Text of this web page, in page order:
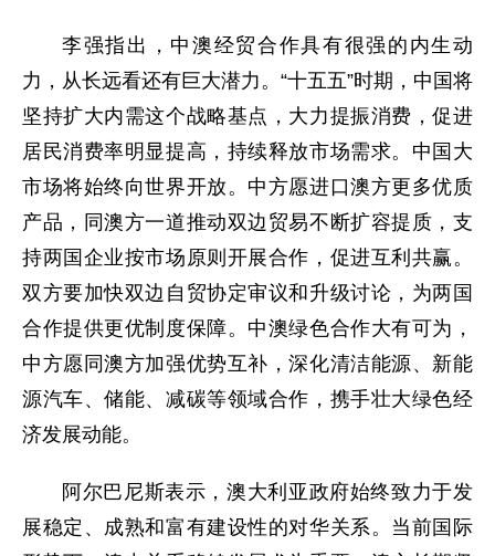
李强指出，中澳经贸合作具有很强的内生动
力，从长远看还有巨大潜力。“十五五”时期，中国将
坚持扩大内需这个战略基点，大力提振消费，促进
居民消费率明显提高，持续释放市场需求。中国大
市场将始终向世界开放。中方愿进口澳方更多优质
产品，同澳方一道推动双边贸易不断扩容提质，支
持两国企业按市场原则开展合作，促进互利共赢。
双方要加快双边自贸协定审议和升级讨论，为两国
合作提供更优制度保障。中澳绿色合作大有可为，
中方愿同澳方加强优势互补，深化清洁能源、新能
源汽车、储能、减碳等领域合作，携手壮大绿色经
济发展动能。
阿尔巴尼斯表示，澳大利亚政府始终致力于发
展稳定、成熟和富有建设性的对华关系。当前国际